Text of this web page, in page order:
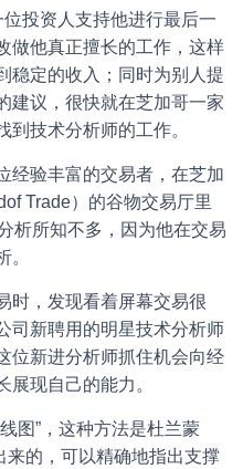
投资人支持他进行最后一
做他真正擅长的工作，这样
稳定的收入；同时为别人提
建议，很快就在芝加哥一家
技术分析师的工作。
经验丰富的交易者，在芝加
Trade）的谷物交易厅里
析所知不多，因为他在交易
。
时，发现看着屏幕交易很
司新聘用的明星技术分析师
位新进分析师抓住机会向经
展现自己的能力。
图”，这种方法是杜兰蒙
来的，可以精确地指出支撑